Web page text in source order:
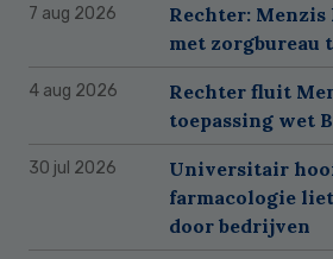
7 aug 2026
Rechter:
met zorgbureau
4 aug 2026
Rechter fluit
toepassing wet
30 jul 2026
Universitair
farmacologie
door bedrijven